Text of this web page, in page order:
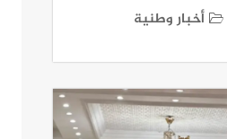
أخبار وطنية